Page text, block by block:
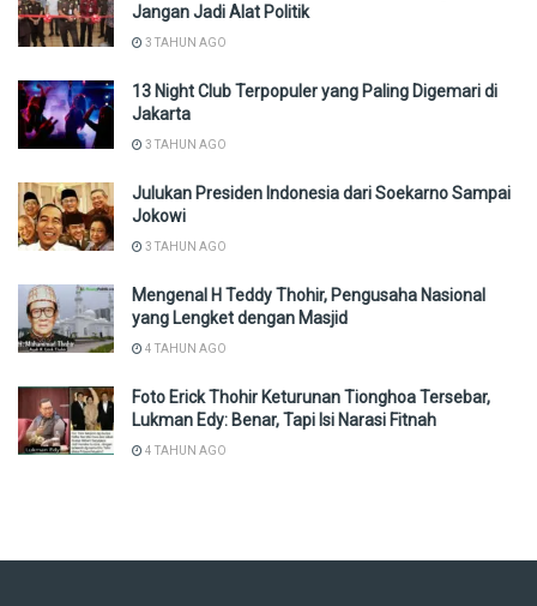
Jangan Jadi Alat Politik
3 TAHUN AGO
13 Night Club Terpopuler yang Paling Digemari di
Jakarta
3 TAHUN AGO
Julukan Presiden Indonesia dari Soekarno Sampai
Jokowi
3 TAHUN AGO
Mengenal H Teddy Thohir, Pengusaha Nasional
yang Lengket dengan Masjid
4 TAHUN AGO
Foto Erick Thohir Keturunan Tionghoa Tersebar,
Lukman Edy: Benar, Tapi Isi Narasi Fitnah
4 TAHUN AGO